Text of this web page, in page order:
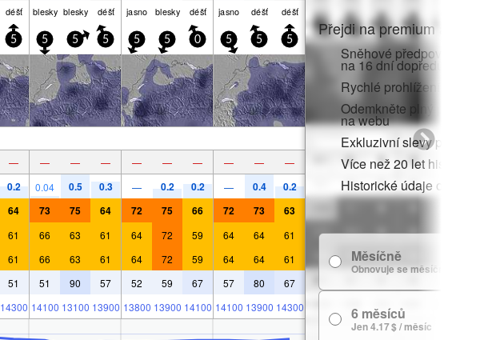
déšť blesky blesky déšť jasno blesky déšť jasno déšť déšť
5 5 5 5 5 5 0 5 5 5
— — — — — — — — — —
0.2 0.04 0.5 0.3 — 0.2 0.2 — 0.4 0.2
64 73 75 64 72 75 66 72 73 63
61 66 63 61 64 72 59 64 64 61
61 66 63 61 64 72 59 64 64 61
51 51 90 57 52 59 67 57 80 67
14300 14100 13100 13900 13800 13900 14100 14100 13900 14300
Přejdi na premium a
Sněhové předpovědi
na 16 dní dopředu
Rychlé prohlížení bez
Odemkněte plný
na webu
Exkluzivní slevy pro
Více než 20 let historie
Historické údaje o
Měsíčně
Obnovuje se měsíčně
6 měsíců
Jen 4.17 $ / měsíc